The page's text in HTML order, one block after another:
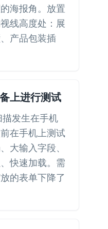
海报角。放置
线高度处：展
产品包装插
上进行测试
发生在手机
在手机上测试
大输入字段、
快速加载。需
的表单下降了